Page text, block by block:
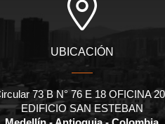
UBICACIÓN
73 B N° 76 E 18 OFICINA
EDIFICIO SAN ESTEBAN